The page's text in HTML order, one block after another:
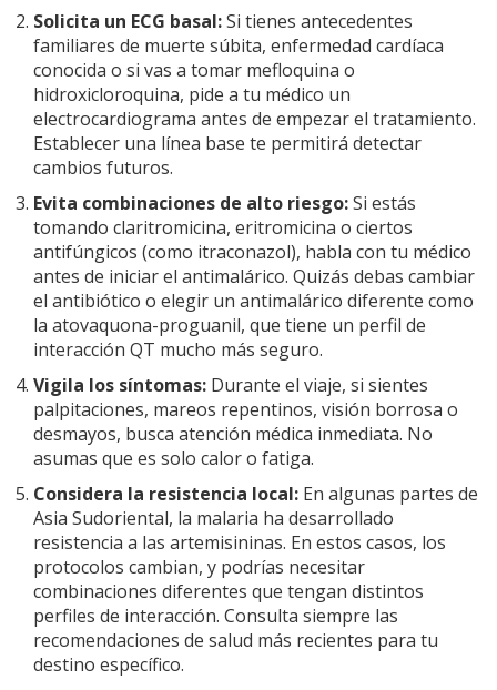
Solicita un ECG basal:Si tienes antecedentes
familiares de muerte súbita, enfermedad cardíaca
conocida o si vas a tomar mefloquina o
hidroxicloroquina, pide a tu médico un
electrocardiograma antes de empezar el tratamiento.
Establecer una línea base te permitirá detectar
cambios futuros.
Evita combinaciones de alto riesgo:Si estás
tomando claritromicina, eritromicina o ciertos
antifúngicos (como itraconazol), habla con tu médico
antes de iniciar el antimalárico. Quizás debas cambiar
el antibiótico o elegir un antimalárico diferente como
la atovaquona-proguanil, que tiene un perfil de
interacción QT mucho más seguro.
Vigila los síntomas: Durante el viaje, si sientes
palpitaciones, mareos repentinos, visión borrosa o
desmayos, busca atención médica inmediata. No
asumas que es solo calor o fatiga.
Considera la resistencia local: En algunas partes de
Asia Sudoriental, la malaria ha desarrollado
resistencia a las artemisininas. En estos casos, los
protocolos cambian, y podrías necesitar
combinaciones diferentes que tengan distintos
perfiles de interacción. Consulta siempre las
recomendaciones de salud más recientes para tu
destino específico.